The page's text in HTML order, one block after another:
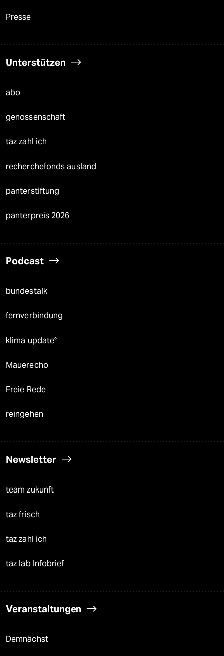
Presse
Unterstützen
abo
genossenschaft
taz zahl ich
recherchefonds ausland
panterstiftung
panterpreis 2026
Podcast
bundestalk
fernverbindung
klima update°
Mauerecho
Freie Rede
reingehen
Newsletter
team zukunft
taz frisch
taz zahl ich
taz lab Infobrief
Veranstaltungen
Demnächst